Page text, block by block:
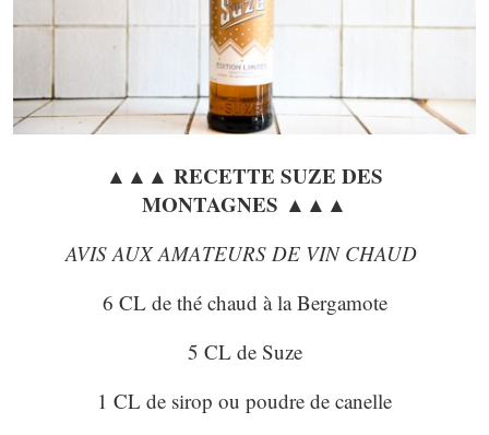
▲▲▲ RECETTE SUZE DES
MONTAGNES ▲▲▲
AVIS AUX AMATEURS DE VIN CHAUD
6 CL de thé chaud à la Bergamote
5 CL de Suze
1 CL de sirop ou poudre de canelle